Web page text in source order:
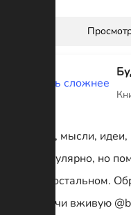
Книги, мысли,
непопулярно, но
всём остальном.
Встречи вживую